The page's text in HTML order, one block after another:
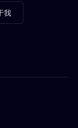
我